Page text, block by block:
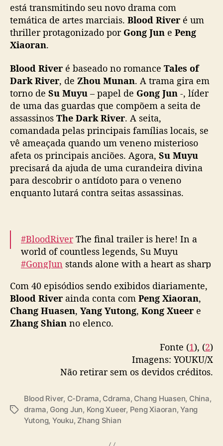
a
e
v
e
n
a
m
e
n
t
o
d
e
a
n
e
p
o
s
e
i
v
i
s
está transmitindo seu novo drama com
temática de artes marciais. Blood River é um
thriller protagonizado por Gong Jun e Peng
Xiaoran.
Blood River é baseado no romance Tales of
Dark River, de Zhou Munan. A trama gira em
torno de Su Muyu – papel de Gong Jun -, líder
de uma das guardas que compõem a seita de
assassinos The Dark River. A seita,
comandada pelas principais famílias locais, se
vê ameaçada quando um veneno misterioso
afeta os principais anciões. Agora, Su Muyu
precisará da ajuda de uma curandeira divina
para descobrir o antídoto para o veneno
enquanto lutará contra seitas assassinas.
#BloodRiverThe final trailer is here! In a
world of countless legends, Su Muyu
#GongJun stands alone with a heart as sharp
YOUKU and witness the battle that will
upend the martial world!#暗河传 #龚俊
#YOUKU #优酷 pic.twitter.com/IhrnSjU4nh
Com 40 episódios sendo exibidos diariamente,
Blood River ainda conta com Peng Xiaoran,
Chang Huasen, Yang Yutong, Kong Xueer e
Zhang Shian no elenco.
Fonte (1), (2)
Imagens: YOUKU/X
Não retirar sem os devidos créditos.
T
Blood River, C-Drama, Cdrama, Chang Huasen, China,
drama, Gong Jun, Kong Xueer, Peng Xiaoran,Yang
Yutong, Youku, Zhang Shian